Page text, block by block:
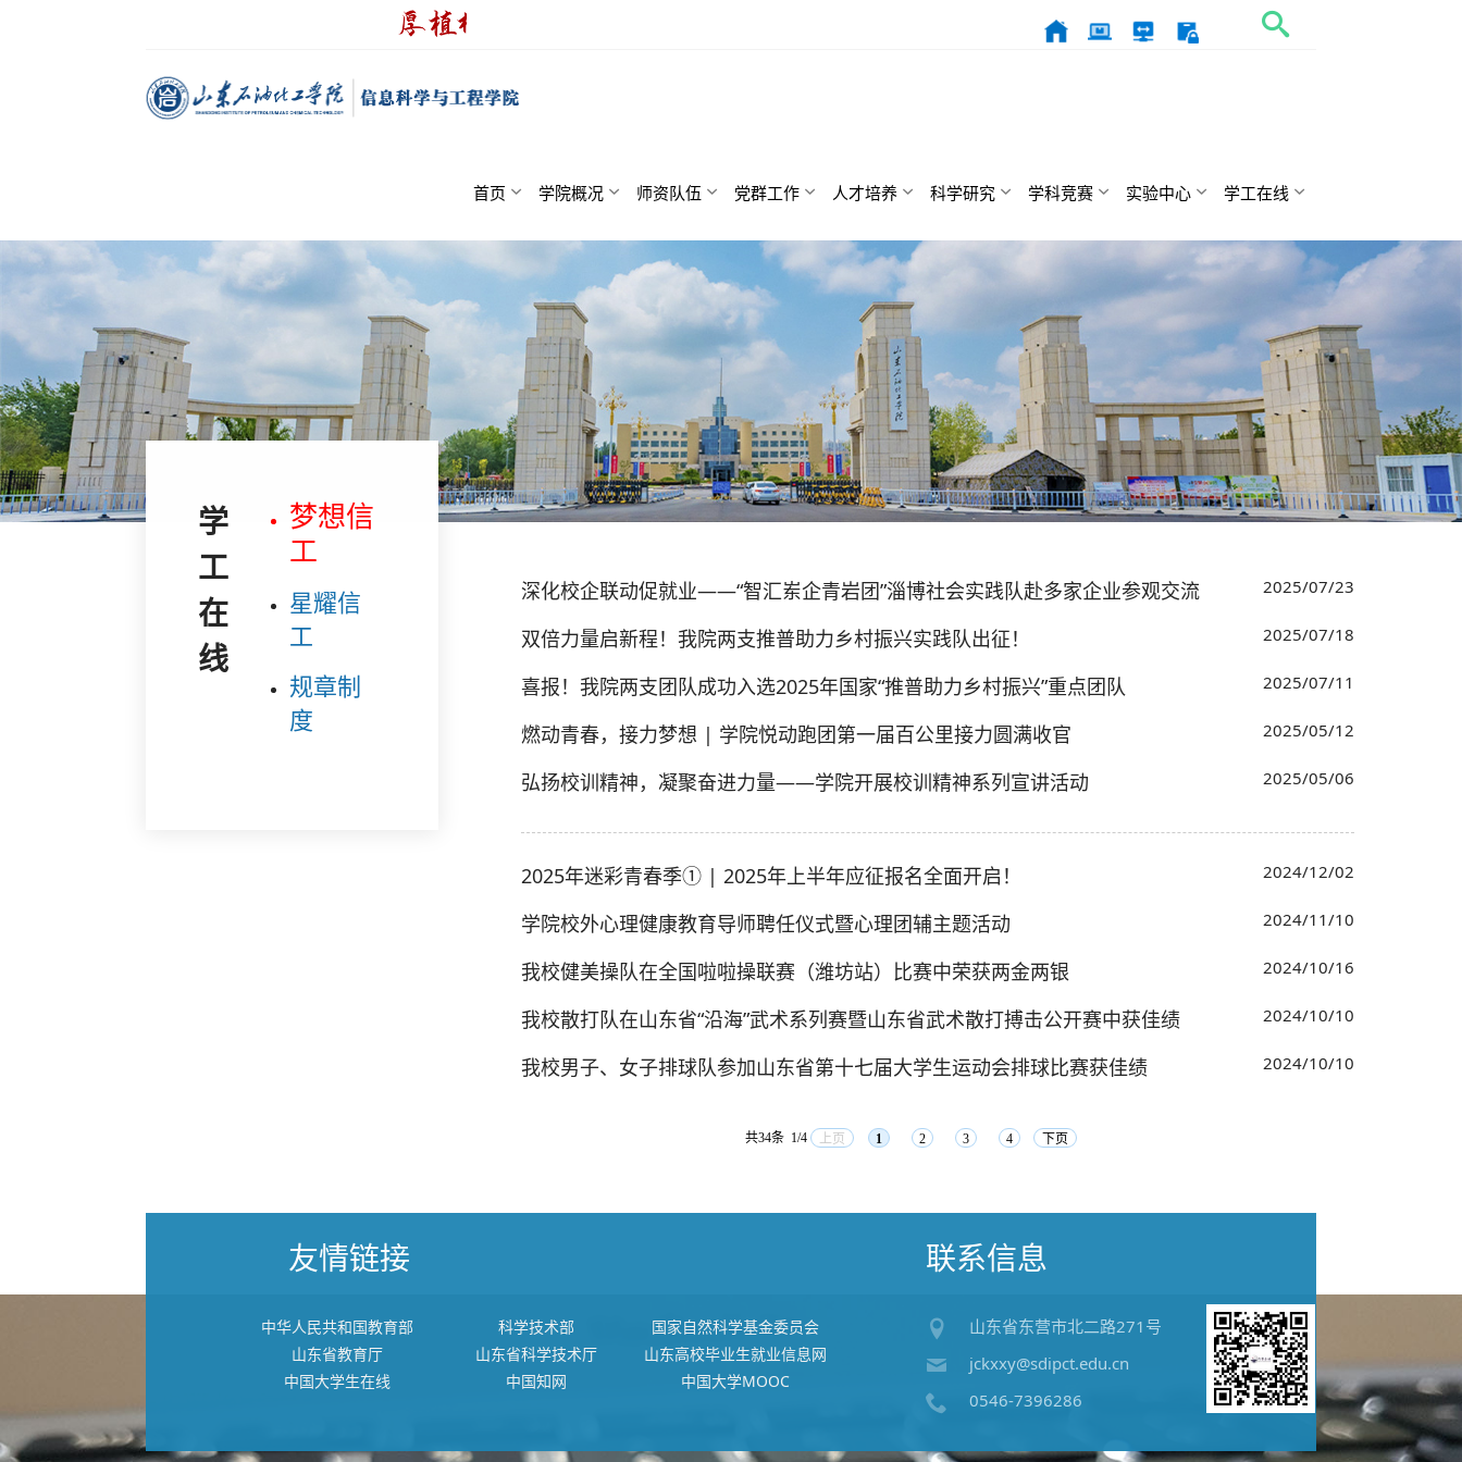
首页 学院概况 师资队伍 党群工作 人才培养 科学研究 学科竞赛 实验中心 学工在线
学工在线
梦想信
工
星耀信
工
规章制
度
深化校企联动促就业——“智汇岽企青岩团”淄博社会实践队赴多家企业参观交流 2025/07/23
双倍力量启新程！我院两支推普助力乡村振兴实践队出征！ 2025/07/18
喜报！我院两支团队成功入选2025年国家“推普助力乡村振兴”重点团队 2025/07/11
燃动青春，接力梦想 | 学院悦动跑团第一届百公里接力圆满收官 2025/05/12
弘扬校训精神，凝聚奋进力量——学院开展校训精神系列宣讲活动 2025/05/06
2025年迷彩青春季① | 2025年上半年应征报名全面开启！ 2024/12/02
学院校外心理健康教育导师聘任仪式暨心理团辅主题活动 2024/11/10
我校健美操队在全国啦啦操联赛（潍坊站）比赛中荣获两金两银 2024/10/16
我校散打队在山东省“沿海”武术系列赛暨山东省武术散打搏击公开赛中获佳绩 2024/10/10
我校男子、女子排球队参加山东省第十七届大学生运动会排球比赛获佳绩 2024/10/10
共34条 1/4 上页 1 2 3 4 下页
友情链接
中华人民共和国教育部 科学技术部
国家自然科学基金委员会
山东省教育厅
山东省科学技术厅
山东高校毕业生就业信息网
中国大学生在线
中国知网 中国大学MOOC
联系信息
山东省东营市北二路271号
jckxxy@sdipct.edu.cn
0546-7396286